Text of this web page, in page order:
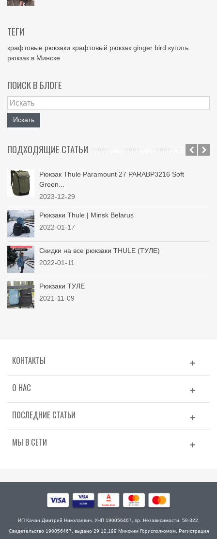
ТЕГИ
крафтовые рюкзаки крафтовый рюкзак ginger bird купить
рюкзак в Минске
ПОИСК В БЛОГЕ
Искать
ПОДХОДЯЩИЕ СТАТЬИ
Рюкзак Thule Paramount 27 PARABP3216 Soft
Green...
2023-12-29
Рюкзаки Thule | Minsk Belarus
2022-01-17
Скидки на все рюкзаки THULE (ТУЛЕ)
2022-01-11
Рюкзаки ТУЛЕ
2021-11-09
КОНТАКТЫ
О НАС
ПОСЛЕДНИЕ СТАТЬИ
МЫ В СЕТИ
ИП Качан Дмитрий Николаевич, УНП 190056467, пр. Независимости, 58-322.
Свидетельство 190056467, выдано 29.12.199 Минским Горисполкомом. Регистрация